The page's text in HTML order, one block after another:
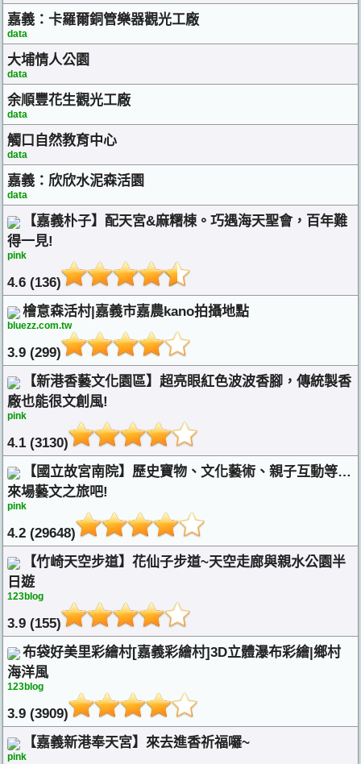
嘉義：卡羅爾銅管樂器觀光工廠
data
大埔情人公園
data
余順豐花生觀光工廠
data
觸口自然教育中心
data
嘉義：欣欣水泥森活園
data
【嘉義朴子】配天宮&麻糬棟。巧遇海天聖會，百年難
得一見!
pink
4.6 (136)
檜意森活村|嘉義市嘉農kano拍攝地點
bluezz.com.tw
3.9 (299)
【新港香藝文化園區】超亮眼紅色波波香腳，傳統製香
廠也能很文創風!
pink
4.1 (3130)
【國立故宮南院】歷史寶物、文化藝術、親子互動等…
來場藝文之旅吧!
pink
4.2 (29648)
【竹崎天空步道】花仙子步道~天空走廊與親水公園半
日遊
123blog
3.9 (155)
布袋好美里彩繪村[嘉義彩繪村]3D立體瀑布彩繪|鄉村
海洋風
123blog
3.9 (3909)
【嘉義新港奉天宮】來去進香祈福囉~
pink